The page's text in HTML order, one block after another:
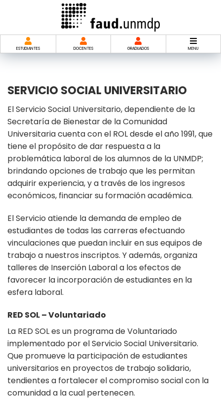
ESTUDIANTES DOCENTES GRADUADOS MENU
SERVICIO SOCIAL UNIVERSITARIO
El Servicio Social Universitario, dependiente de la
Secretaría de Bienestar de la Comunidad
Universitaria cuenta con el ROL desde el año 1991, que
tiene el propósito de dar respuesta a la
problemática laboral de los alumnos de la UNMDP;
brindando opciones de trabajo que les permitan
adquirir experiencia, y a través de los ingresos
económicos, financiar su formación académica.
El Servicio atiende la demanda de empleo de
estudiantes de todas las carreras efectuando
vinculaciones que puedan incluir en sus equipos de
trabajo a nuestros inscriptos. Y además, organiza
talleres de Inserción Laboral a los efectos de
favorecer la incorporación de estudiantes en la
esfera laboral.
RED SOL – Voluntariado
La RED SOL es un programa de Voluntariado
implementado por el Servicio Social Universitario.
Que promueve la participación de estudiantes
universitarios en proyectos de trabajo solidario,
tendientes a fortalecer el compromiso social con la
comunidad a la cual pertenecen.